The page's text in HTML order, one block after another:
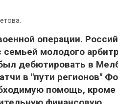
операции.
молодого
дебютировать в
в "пути регионов"
помощь, кроме